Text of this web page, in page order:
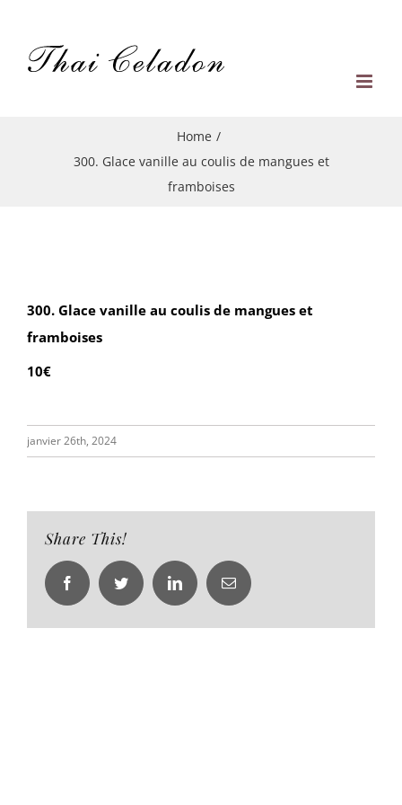
content
Home /
300. Glace vanille au coulis de mangues et
framboises
300. Glace vanille au coulis de mangues et
framboises
10€
janvier 26th, 2024
Share This!
FacebookTwitter LinkedInEmail